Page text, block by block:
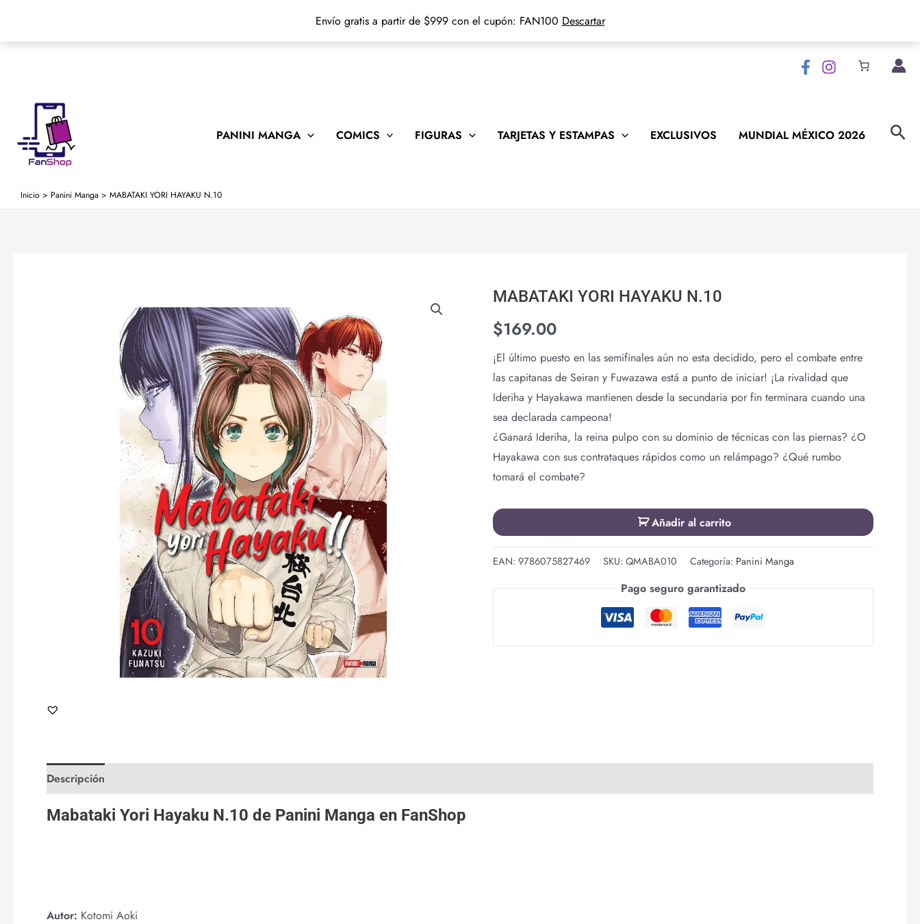
Envío gratis a partir de $999 con el cupón: FAN100 Descartar
PANINI MANGA COMICS FIGURAS TARJETAS Y ESTAMPAS EXCLUSIVOS MUNDIAL MÉXICO 2026
Inicio > Panini Manga > MABATAKI YORI HAYAKU N.10
MABATAKI YORI HAYAKU N.10
$169.00
¡El último puesto en las semifinales aún no esta decidido, pero el combate entre
las capitanas de Seiran y Fuwazawa está a punto de iniciar! ¡La rivalidad que
Ideriha y Hayakawa mantienen desde la secundaria por fin terminara cuando una
sea declarada campeona!
¿Ganará Ideriha, la reina pulpo con su dominio de técnicas con las piernas? ¿O
Hayakawa con sus contrataques rápidos como un relámpago? ¿Qué rumbo
tomará el combate?
MABATAKI
HAYAKU
N.10
cantidad
Añadir al carrito
EAN:9786075827469 SKU:QMABA010 Categoría: Panini Manga
Pago seguro garantizado
Descripción
Mabataki Yori Hayaku N.10 de Panini Manga en FanShop
Autor: Kotomi Aoki